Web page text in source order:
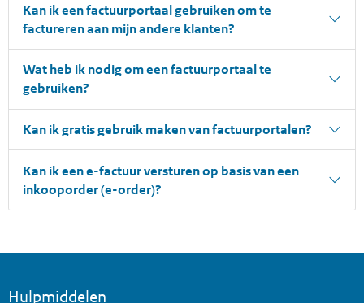
Kan ik een factuurportaal gebruiken om te
factureren aan mijn andere klanten?
Wat heb ik nodig om een factuurportaal te
gebruiken?
Kan ik gratis gebruik maken van factuurportalen?
Kan ik een e-factuur versturen op basis van een
inkooporder (e-order)?
Hulpmiddelen